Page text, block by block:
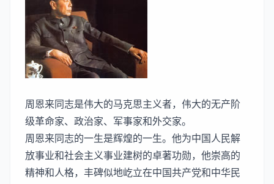
周恩来同志是伟大的马克思主义者，伟大的无产阶
级革命家、政治家、军事家和外交家。
周恩来同志的一生是辉煌的一生。他为中国人民解
放事业和社会主义事业建树的卓著功勋，他崇高的
精神和人格，丰碑似地屹立在中国共产党和中华民